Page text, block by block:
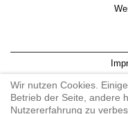
Wir nutzen Cookies.
Betrieb der Seite, andere
Nutzererfahrung zu